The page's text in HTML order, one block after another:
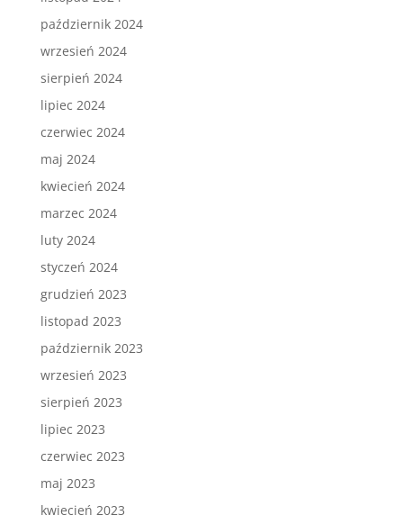
październik 2024
wrzesień 2024
sierpień 2024
lipiec 2024
czerwiec 2024
maj 2024
kwiecień 2024
marzec 2024
luty 2024
styczeń 2024
grudzień 2023
listopad 2023
październik 2023
wrzesień 2023
sierpień 2023
lipiec 2023
czerwiec 2023
maj 2023
kwiecień 2023